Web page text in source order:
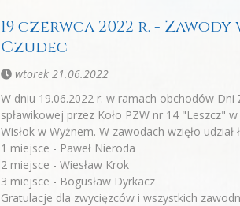
19 czerwca 2022 r. -
Czudec
wtorek 21.06.2022
W dniu 19.06.2022 r. w ramach obchodów
spławikowej przez Koło PZW nr 14 "Leszcz"
Wisłok w Wyżnem. W zawodach wzięło
1 miejsce - Paweł Nieroda
2 miejsce - Wiesław Krok
3 miejsce - Bogusław Dyrkacz
Gratulacje dla zwycięzców i wszystkich